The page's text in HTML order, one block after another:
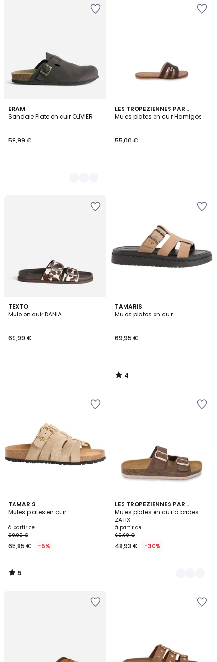
ERAM
Sandale Plate en cuir OLIVIER
59,99 €
3
Couleurs
LES TROPEZIENNES PAR
M.BELARBI
Mules plates en cuir Hamigos
55,00 €
TEXTO
Mule en cuir DANIA
69,99 €
TAMARIS
Mules plates en cuir
69,95 €
4
/
4
/
TAMARIS
Mules plates en cuir
à partir de
69,95 €
65,85 € -5%
5
/
5
/
LES TROPEZIENNES PAR
M.BELARBI
Mules plates en cuir à brides
ZATIX
à partir de
69,90 €
48,93 € -30%
2
Couleurs